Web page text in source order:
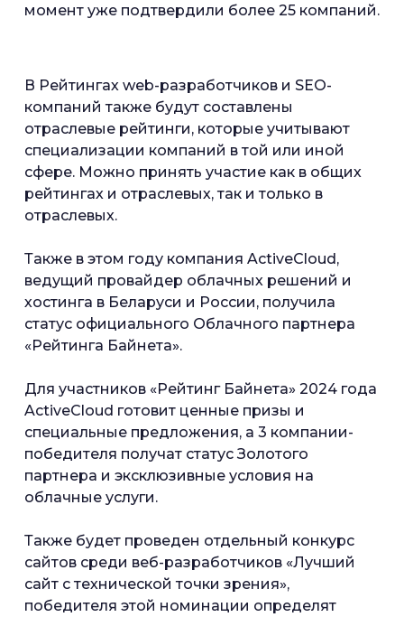
момент уже подтвердили более 25 компаний.
В Рейтингах web-разработчиков и SEO-
компаний также будут составлены
отраслевые рейтинги, которые учитывают
специализации компаний в той или иной
сфере. Можно принять участие как в общих
рейтингах и отраслевых, так и только в
отраслевых.
Также в этом году компания ActiveCloud,
ведущий провайдер облачных решений и
хостинга в Беларуси и России, получила
статус официального Облачного партнера
«Рейтинга Байнета».
Для участников «Рейтинг Байнета» 2024 года
ActiveCloud готовит ценные призы и
специальные предложения, а 3 компании-
победителя получат статус Золотого
партнера и эксклюзивные условия на
облачные услуги.
Также будет проведен отдельный конкурс
сайтов среди веб-разработчиков «Лучший
сайт с технической точки зрения»,
победителя этой номинации определят